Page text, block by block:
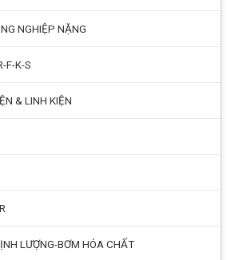
NGHIỆP NẶNG
F-K-S
& LINH KIỆN
LƯỢNG-BƠM HÓA CHẤT